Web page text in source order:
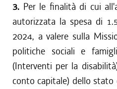
3. Per le finalità di cui
autorizzata la spesa di
2024, a valere sulla
politiche sociali e
(Interventi per la
conto capitale) dello stato